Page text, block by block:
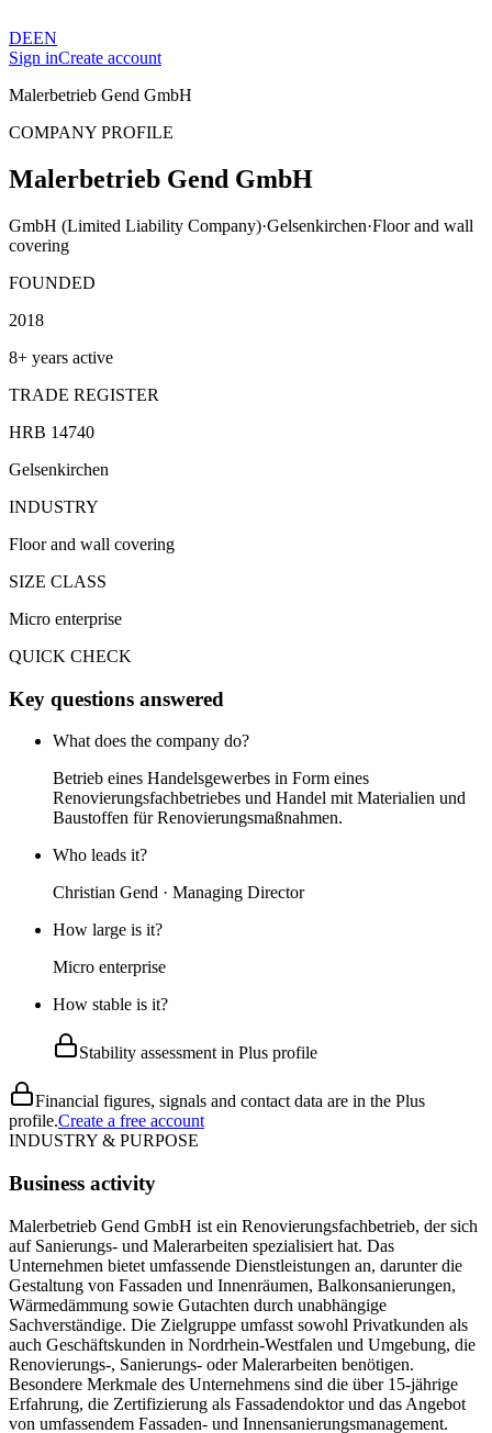
DEEN
Sign inCreate account
Malerbetrieb Gend GmbH
COMPANY PROFILE
Malerbetrieb Gend GmbH
GmbH (Limited Liability Company)·Gelsenkirchen·Floor and wall
covering
FOUNDED
2018
8+ years active
TRADE REGISTER
HRB 14740
Gelsenkirchen
INDUSTRY
Floor and wall covering
SIZE CLASS
Micro enterprise
QUICK CHECK
Key questions answered
What does the company do?
Betrieb eines Handelsgewerbes in Form eines
Renovierungsfachbetriebes und Handel mit Materialien und
Baustoffen für Renovierungsmaßnahmen.
Who leads it?
Christian Gend · Managing Director
How large is it?
Micro enterprise
How stable is it?
Stability assessment in Plus profile
Financial figures, signals and contact data are in the Plus
profile.Create a free account
INDUSTRY & PURPOSE
Business activity
Malerbetrieb Gend GmbH ist ein Renovierungsfachbetrieb, der sich
auf Sanierungs- und Malerarbeiten spezialisiert hat. Das
Unternehmen bietet umfassende Dienstleistungen an, darunter die
Gestaltung von Fassaden und Innenräumen, Balkonsanierungen,
Wärmedämmung sowie Gutachten durch unabhängige
Sachverständige. Die Zielgruppe umfasst sowohl Privatkunden als
auch Geschäftskunden in Nordrhein-Westfalen und Umgebung, die
Renovierungs-, Sanierungs- oder Malerarbeiten benötigen.
Besondere Merkmale des Unternehmens sind die über 15-jährige
Erfahrung, die Zertifizierung als Fassadendoktor und das Angebot
von umfassendem Fassaden- und Innensanierungsmanagement.